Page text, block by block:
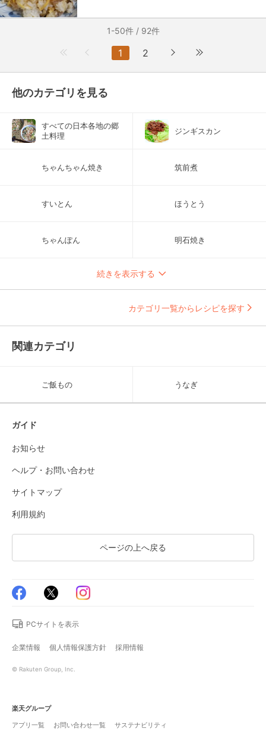
1-50件 / 92件
1 2
他のカテゴリを見る
すべての日本各地の郷
土料理
ジンギスカン
ちゃんちゃん焼き 筑前煮
すいとん ほうとう
ちゃんぽん 明石焼き
続きを表示する
カテゴリ一覧からレシピを探す
関連カテゴリ
ご飯もの うなぎ
ガイド
お知らせ
ヘルプ・お問い合わせ
サイトマップ
利用規約
ページの上へ戻る
PCサイトを表示
企業情報 個人情報保護方針 採用情報
© Rakuten Group, Inc.
楽天グループ
アプリ一覧
お問い合わせ一覧 サステナビリティ